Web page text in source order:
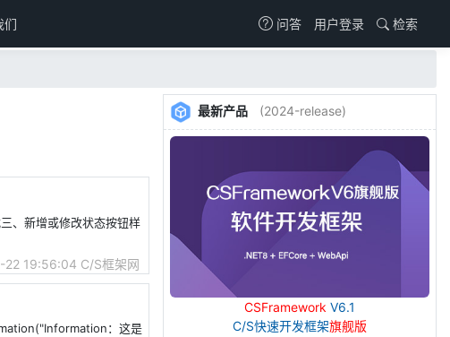
们 问答 用户登录 检索
、新增或修改状态按钮样
22 19:56:04 C/S框架网
：这是
最新产品 (2024-release)
CSFramework V6.1
C/S快速开发框架旗舰版